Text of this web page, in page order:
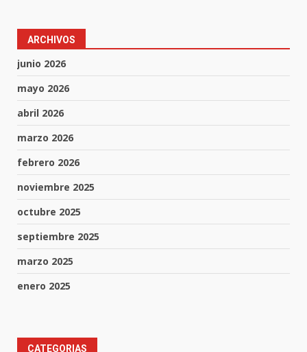
ARCHIVOS
junio 2026
mayo 2026
abril 2026
marzo 2026
febrero 2026
noviembre 2025
octubre 2025
septiembre 2025
marzo 2025
enero 2025
CATEGORIAS